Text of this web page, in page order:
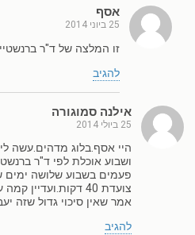
אסף
25 ביוני 2014
זו המלצה של ד"ר ברנשטיין
להגיב
אילנה סמוגורה
25 ביולי 2014
היי אסף.בלוג מדהים.עשה
ושבוע אוכלת לפי ד"ר
אמר שאין סיכוי גדול שזה
להגיב